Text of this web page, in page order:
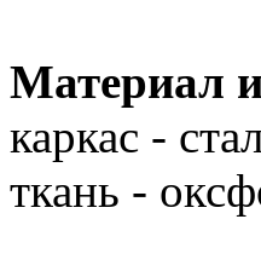
Материал
каркас -
ткань -